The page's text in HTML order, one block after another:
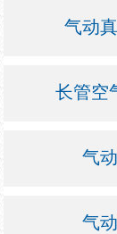
气动
长管空
气
气